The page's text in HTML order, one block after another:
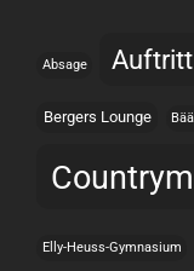
Absage Auftritt
Bergers Lounge
Elly-Heuss-Gymnasium